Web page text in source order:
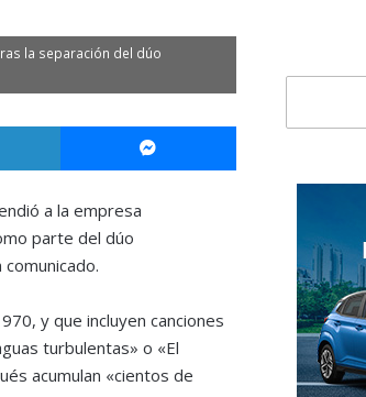
la separación del dúo
LinkedIn Messenger
a la empresa
parte del dúo
y que incluyen canciones
turbulentas» o «El
acumulan «cientos de